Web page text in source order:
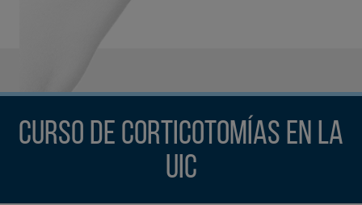
Curso de corticotomías en la
UIC